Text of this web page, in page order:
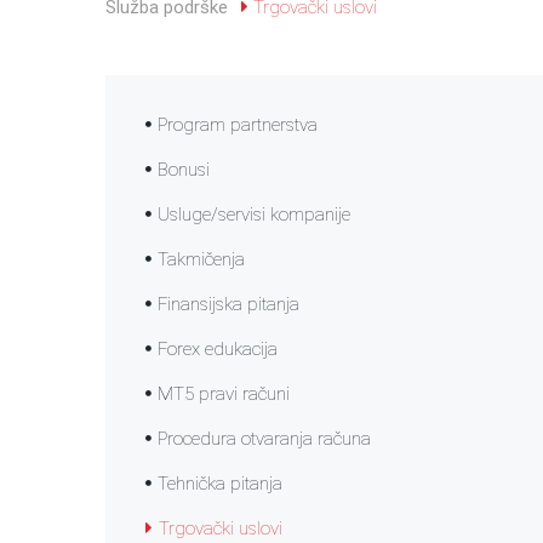
Služba podrške Trgovački uslovi
Program partnerstva
Bonusi
Usluge/servisi kompanije
Takmičenja
Finansijska pitanja
Forex edukacija
MT5 pravi računi
Procedura otvaranja računa
Tehnička pitanja
Trgovački uslovi